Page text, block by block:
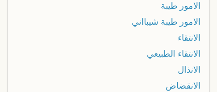
الامور طيبة
الامور طيبة شيبااني
الانتقاء
الانتقاء الطبيعي
الانذال
الانقضاض